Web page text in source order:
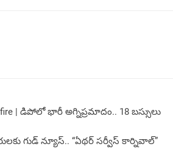
fire | డిపోలో భారీ అగ్నిప్రమాదం.. 18 బస్సులు
గుడ్ న్యూస్.. “ఏథర్ సర్వీస్ కార్నివాల్”